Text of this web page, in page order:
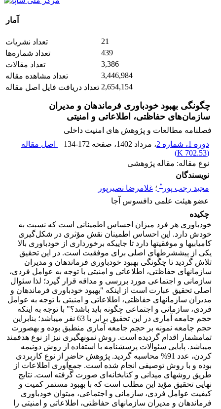
آمار
تعداد نشریات
21
تعداد شماره‌ها
439
تعداد مقالات
3,386
تعداد مشاهده مقاله
3,446,984
تعداد دریافت فایل اصل مقاله 2,654,154
چگونگی بهبود خودباوری فرماندهان و مدیران
سازمان‌های حفاظتی، اطلاعاتی و امنیتی
فصلنامه مطالعات و پژوهش های امنیت داخلی
دوره 1، شماره 2
، مرداد 1402 ، صفحه 134-172
اصل مقاله
(
702.53 K
)
نوع مقاله: مقاله پژوهشی
نویسندگان
مجید رجب پور * ؛ غلامرضا نصیرپور
عضو هیئت علمی دافسوس آجا
چکیده
خودباوری هر فرد میزان احساس اطمینانی است که نسبت به
خودش دارد. این احساس اطمینان نقش مؤثری در شکل‌گیری
کامیابی­ها و موفقیت­ها دارد تا جایی­که برخورداری از خودباوری بالا
یکی از پیش­شرط­های اصلی برای موفقیت است. در این تحقیق
تلاش گردید تا چگونگی بهبود خودباوری فرماندهان و مدیران
سازمان­های حفاظتی، اطلاعاتی و امنیتی با توجه به عوامل فردی،
سازمانی و اجتماعی مورد بررسی و مداقه قرار گیرد؛ لذا سئوال
اصلی تحقیق عبارت است از این­که "بهبود خودباوری فرماندهان و
مدیران سازمان­های حفاظتی، اطلاعاتی و امنیتی با توجه به عوامل
فردی، سازمانی و اجتماعی چگونه باید باشد؟" با توجه به این­که
حجم جامعه آماری در این تحقیق برابر با 63 نفر می­باشد؛ بنابراین
حجم جامعه نمونه بر حجم جامعه آماری منطبق بوده و به­صورت
تمام­شمار اقدام گردیده است. روش نمونه­گیری نیز از نوع هدفمند
می­باشد. پایایی سئوالات پرسشنامه با استفاده از روش دونیمه
کردن، عدد 91% محاسبه گردید. پژوهش حاضر از نوع کاربردی
بوده و با روش توصیفی انجام شده است. جمع‌آوری اطلاعات از
طریق روش­های میدانی و کتابخانه‌ای صورت گرفته است. نتایج
نهایی تحقیق مؤید این مطلب است که با بهبود مستمر کمیت و
کیفیت عوامل فردی، سازمانی و اجتماعی، می­توان خودباوری
فرماندهان و مدیران سازمان­های حفاظتی، اطلاعاتی و امنیتی را